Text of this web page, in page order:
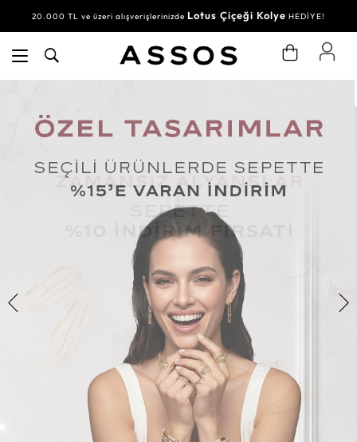
20.000 TL ve üzeri alışverişlerinizde Lotus Çiçeği Kolye HEDİYE!